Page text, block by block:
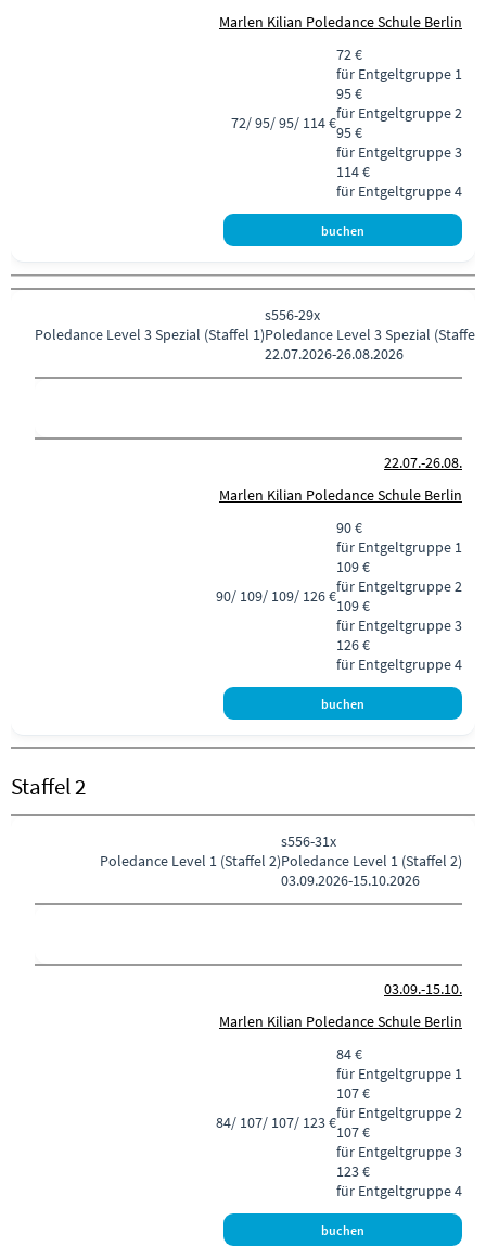
Marlen Kilian Poledance Schule Berlin
72/ 95/ 95/ 114 €
72 €
für Entgeltgruppe 1
95 €
für Entgeltgruppe 2
95 €
für Entgeltgruppe 3
114 €
für Entgeltgruppe 4
Poledance Level 3 Spezial (Staffel 1)
s556-29x
Poledance Level 3 Spezial (Staffel
22.07.2026-26.08.2026
22.07.-26.08.
Marlen Kilian Poledance Schule Berlin
90/ 109/ 109/ 126 €
90 €
für Entgeltgruppe 1
109 €
für Entgeltgruppe 2
109 €
für Entgeltgruppe 3
126 €
für Entgeltgruppe 4
Staffel 2
Poledance Level 1 (Staffel 2)
s556-31x
Poledance Level 1 (Staffel 2)
03.09.2026-15.10.2026
03.09.-15.10.
Marlen Kilian Poledance Schule Berlin
84/ 107/ 107/ 123 €
84 €
für Entgeltgruppe 1
107 €
für Entgeltgruppe 2
107 €
für Entgeltgruppe 3
123 €
für Entgeltgruppe 4